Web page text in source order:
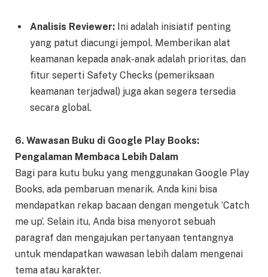
Analisis Reviewer: Ini adalah inisiatif penting
yang patut diacungi jempol. Memberikan alat
keamanan kepada anak-anak adalah prioritas, dan
fitur seperti Safety Checks (pemeriksaan
keamanan terjadwal) juga akan segera tersedia
secara global.
6. Wawasan Buku di Google Play Books:
Pengalaman Membaca Lebih Dalam
Bagi para kutu buku yang menggunakan Google Play
Books, ada pembaruan menarik. Anda kini bisa
mendapatkan rekap bacaan dengan mengetuk ‘Catch
me up’. Selain itu, Anda bisa menyorot sebuah
paragraf dan mengajukan pertanyaan tentangnya
untuk mendapatkan wawasan lebih dalam mengenai
tema atau karakter.